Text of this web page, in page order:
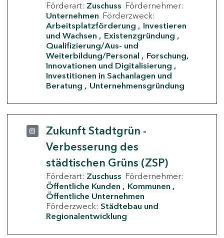
Förderart: Zuschuss Fördernehmer:
Unternehmen Förderzweck:
Arbeitsplatzförderung
Investieren
und Wachsen
Existenzgründung
Qualifizierung/Aus- und
Weiterbildung/Personal
Forschung,
Innovationen und Digitalisierung
Investitionen in Sachanlagen und
Beratung
Unternehmensgründung
Zukunft Stadtgrün -
Verbesserung des
städtischen Grüns (ZSP)
Förderart: Zuschuss Fördernehmer:
Öffentliche Kunden
Kommunen
Öffentliche Unternehmen
Förderzweck: Städtebau und
Regionalentwicklung